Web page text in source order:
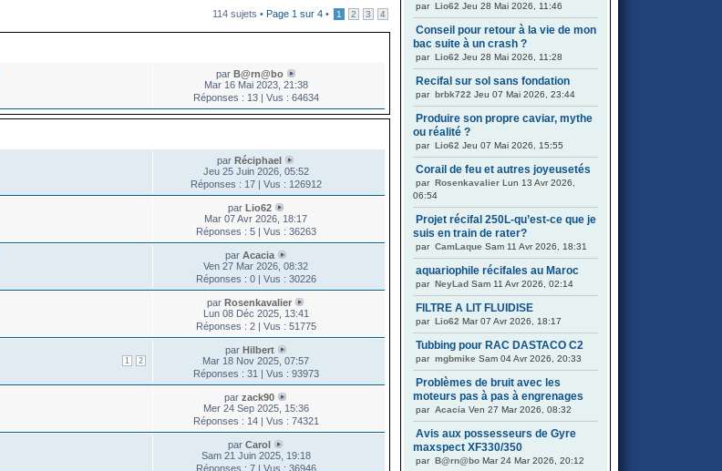
114 sujets • Page 1 sur 4 • 1 2 3 4
par B@rn@bo
Mar 16 Mai 2023, 21:38
Réponses : 13 | Vus : 64634
parRéciphael
Jeu 25 Juin 2026, 05:52
Réponses : 17 | Vus : 126912
par Lio62
Mar 07 Avr 2026, 18:17
Réponses : 5 | Vus : 36263
par Acacia
Ven 27 Mar 2026, 08:32
Réponses : 0 | Vus : 30226
parRosenkavalier
Lun 08 Déc 2025, 13:41
Réponses : 2 | Vus : 51775
1 2
par Hilbert
Mar 18 Nov 2025, 07:57
Réponses : 31 | Vus : 93973
parzack90
Mer 24 Sep 2025, 15:36
Réponses : 14 | Vus : 74321
parCarol
Sam 21 Juin 2025, 19:18
Réponses : 7 | Vus : 36946
par Lio62 Jeu 28 Mai 2026, 11:46
Conseil pour retour à la vie de mon
bac suite à un crash ?
par Lio62 Jeu 28 Mai 2026, 11:28
Recifal sur sol sans fondation
par brbk722 Jeu 07 Mai 2026, 23:44
Produire son propre caviar, mythe
ou réalité ?
par Lio62 Jeu 07 Mai 2026, 15:55
Corail de feu et autres joyeusetés
par Rosenkavalier Lun 13 Avr 2026,
06:54
Projet récifal 250L-qu’est-ce que je
suis en train de rater?
par CamLaque Sam 11 Avr 2026, 18:31
aquariophile récifales au Maroc
par NeyLad Sam 11 Avr 2026, 02:14
FILTRE A LIT FLUIDISE
par Lio62 Mar 07 Avr 2026, 18:17
Tubbing pour RAC DASTACO C2
par mgbmike Sam 04 Avr 2026, 20:33
Problèmes de bruit avec les
moteurs pas à pas à engrenages
par Acacia Ven 27 Mar 2026, 08:32
Avis aux possesseurs de Gyre
maxspect XF330/350
par B@rn@bo Mar 24 Mar 2026, 20:12